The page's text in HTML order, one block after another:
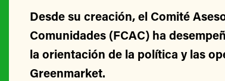
Desde su creación, el Comité
Comunidades (FCAC) ha
la orientación de la política y las
Greenmarket.